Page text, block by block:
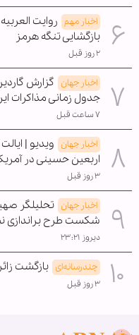
اخبار مهم روایت
بازگشایی تنگه هرمز
۲ روز قبل
اخبار جهان گزارش
جدول زمانی مذاکرات
۷ ساعت قبل
اخبار جهان ویدیو |
اربعین حسینی در
۳ روز قبل
اخبار جهان تحلیلگر
شکست طرح براندازی
دیروز ۲۳:۲۱
چندرسانه‌ای بازگشت
۳ روز قبل